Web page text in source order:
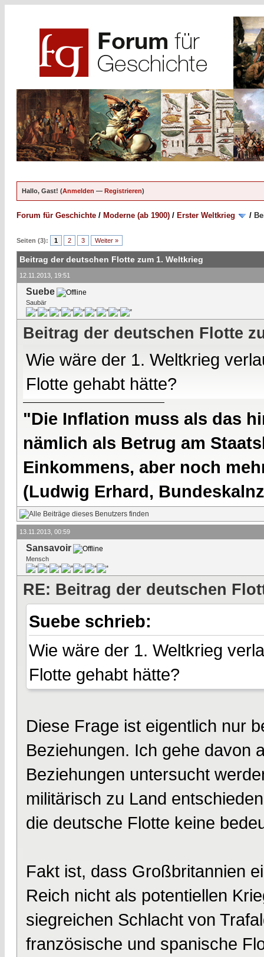
Hallo, Gast! (Anmelden — Registrieren)
Forum für Geschichte / Moderne (ab 1900) / Erster Weltkrieg /
Seiten (3): 1 2 3 Weiter »
Beitrag der deutschen Flotte zum 1. Weltkrieg
12.11.2013, 19:51
Suebe
Saubär
Beitrag der deutschen Flotte
Wie wäre der 1. Weltkrieg
Flotte gehabt hätte?
"Die Inflation muss als das
nämlich als Betrug am
Einkommens, aber noch
(Ludwig Erhard,
13.11.2013, 00:59
Sansavoir
Mensch
RE: Beitrag der deutschen
Suebe schrieb:
Wie wäre der 1. Weltkrieg
Flotte gehabt hätte?
Diese Frage ist eigentlich nur
Beziehungen. Ich gehe davon
Beziehungen untersucht
militärisch zu Land
die deutsche Flotte keine
Fakt ist, dass Großbritannien
Reich nicht als potentiellen
siegreichen Schlacht von
französische und spanische